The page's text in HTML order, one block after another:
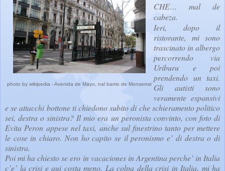
photo by wikipedia - Avenida de Mayo, nal barrio de Monserrat
CHE… mal de
cabeza.
Ieri, dopo il
ristorante, mi sono
trascinato in albergo
percorrendo via
Uriburu e poi
prendendo un taxi.
Gli autisti sono
veramente espansivi
e se attacchi bottone ti chiedono subito di che schieramento politico
sei, destra o sinistra? Il mio era un peronista convinto, con foto di
Evita Peron appese nel taxi, anche sul finestrino tanto per mettere
le cose in chiaro. Non ho capito se il peronismo e’ di destra o di
sinistra.
Poi mi ha chiesto se ero in vacaciones in Argentina perche’ in Italia
c’e’ la crisi e qui costa meno. La colpa della crisi in Italia, mi ha